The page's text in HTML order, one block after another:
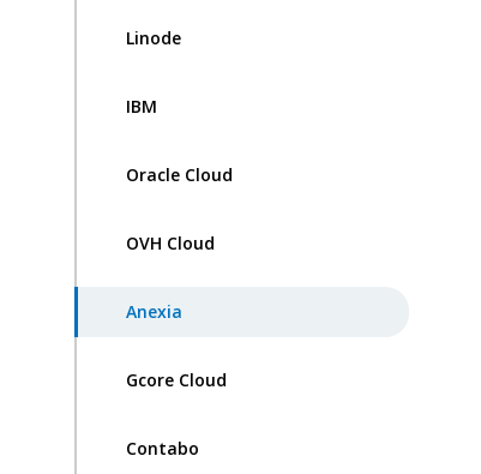
Linode
IBM
Oracle Cloud
OVH Cloud
Anexia
Gcore Cloud
Contabo